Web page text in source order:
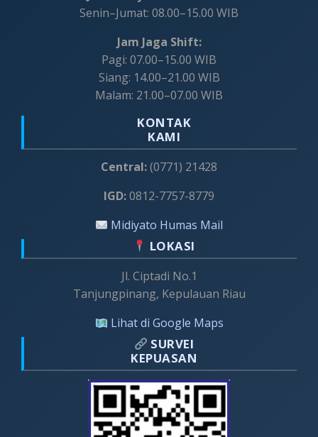
Senin–Jumat: 08.00–15.00 WIB
Jam Jaga Shift:
Pagi: 07.00–15.00 WIB
Siang: 14.00–21.00 WIB
Malam: 21.00–07.00 WIB
KONTAK
KAMI
Central:(0771) 21428
IGD:0812-7757-8779
Midiyato Humas Mail
LOKASI
Jl. Ciptadi No.1
Tanjungpinang, Kepulauan Riau
Lihat di Google Maps
SURVEI
KEPUASAN